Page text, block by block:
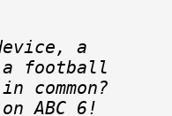
a
a football
common?